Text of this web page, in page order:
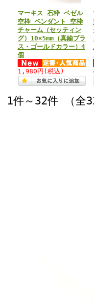
マーキス 石枠 ベゼル
空枠 ペンダント 空枠
チャーム（セッティン
グ）10×5mm（真鍮ブラ
ス・ゴールドカラー）4
個
1,980円 (税込)
1件～32件 （全